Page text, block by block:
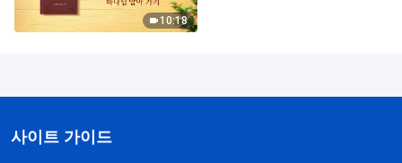
10:18
사이트 가이드